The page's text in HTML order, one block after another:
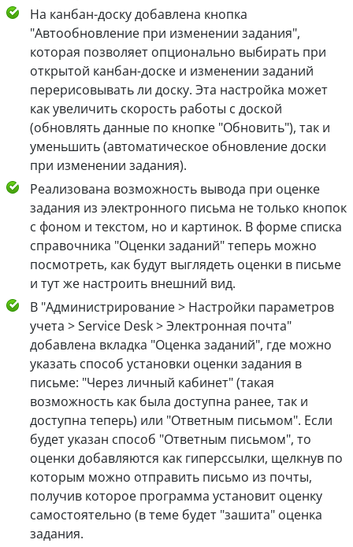
На канбан-доску добавлена кнопка
"Автообновление при изменении задания",
которая позволяет опционально выбирать при
открытой канбан-доске и изменении заданий
перерисовывать ли доску. Эта настройка может
как увеличить скорость работы с доской
(обновлять данные по кнопке "Обновить"), так и
уменьшить (автоматическое обновление доски
при изменении задания).
Реализована возможность вывода при оценке
задания из электронного письма не только кнопок
с фоном и текстом, но и картинок. В форме списка
справочника "Оценки заданий" теперь можно
посмотреть, как будут выглядеть оценки в письме
и тут же настроить внешний вид.
В "Администрирование > Настройки параметров
учета > Service Desk > Электронная почта"
добавлена вкладка "Оценка заданий", где можно
указать способ установки оценки задания в
письме: "Через личный кабинет" (такая
возможность как была доступна ранее, так и
доступна теперь) или "Ответным письмом". Если
будет указан способ "Ответным письмом", то
оценки добавляются как гиперссылки, щелкнув по
которым можно отправить письмо из почты,
получив которое программа установит оценку
самостоятельно (в теме будет "зашита" оценка
задания.